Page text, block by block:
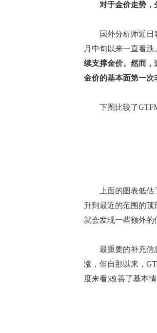
对于金价走势，
国外分析师近日表
月中旬以来一直看跌
续支撑金价。然而，
金价的基本面第一次
下图比较了
上面的图表低估了
升到最近的范围的
就会发现一些额外的
最重要的补充信息
涨，但自那以来，
度来看)改善了基本情